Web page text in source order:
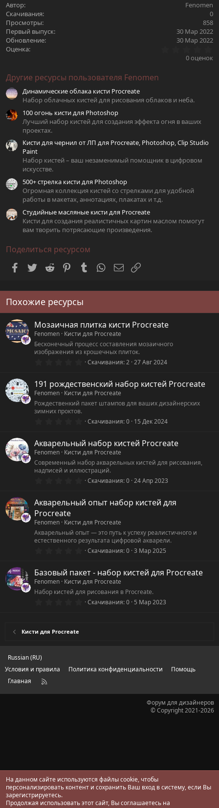
Автор
Fenomen
Скачивания
0
Просмотры
858
Первый выпуск
30 Мар 2022
Обновление
30 Мар 2022
Оценка
0
0 оценок
Другие ресурсы пользователя Fenomen
Динамические облака кисти Procreate
Набор облачных кистей для рисования облаков и неба.
100 огонь кисти для Photoshop
Лучший набор кистей для создания эффекта огня в ваших
проектах.
Кисти для чернил от ЛП для Procreate, Photoshop, Clip Studio
Paint
Набор кистей – ваш незаменимый помощник в цифровом
искусстве.
500+ стрелка кисти для Photoshop
Огромная коллекция кистей со стрелками для удобной
работы в макетах, аннотациях, плакатах и т.д.
Студийные масляные кисти для Procreate
Кисти для создания реалистичных картин маслом помогут
вам творить потрясающие произведения.
Поделиться ресурсом
Facebook
Twitter Reddit PinterestTumblrWhatsAppЭлектронная почта
Похожие ресурсы
Мозаичная плитка кисти Procreate
Fenomen Кисти для Procreate
Бесконечный процесс составления мозаичного
изображения из крошечных плиток.
0
0
з
в
ё
Скачивания 2 27 Авг 2024
191 рождественский набор кистей Procreate
Fenomen Кисти для Procreate
Рождественкий пакет штампов для ваших дизайнерских
зимних проктов.
0
0
з
в
ё
з
Скачивания 0 15 Дек 2024
Акварельный набор кистей Procreate
Fenomen Кисти для Procreate
Современный набор акварельных кистей для рисования,
надписей и иллюстраций.
0
0
з
ё
з
д
Скачивания 0 24 Апр 2023
Акварельный опыт набор кистей для
Procreate
Fenomen Кисти для Procreate
Акварельный опыт — это путь к успеху реалистичного и
естественного результата цифровой акварели.
0
0
з
в
ё
д
Скачивания 0 3 Мар 2025
Базовый пакет - набор кистей для Procreate
Fenomen Кисти для Procreate
Набор кистей для рисования в Procreate.
0Скачивания 0 5 Мар 2023
Кисти для Procreate
Russian (RU)
Условия и правила
Политика конфиденциальности
Помощь
Главная
R
Форум для дизайнеров
© Copyright 2021-2026
На данном сайте используются файлы cookie, чтобы
персонализировать контент и сохранить Ваш вход в систему, если Вы
зарегистрируетесь.
Продолжая использовать этот сайт, Вы соглашаетесь на